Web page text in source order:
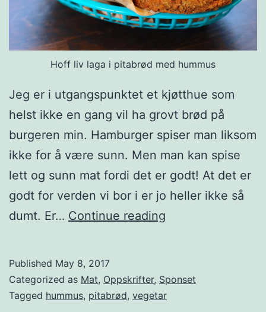
i
l
e
l
s
k
e
Hoff liv laga i pitabrød med hummus
Jeg er i utgangspunktet et kjøtthue som
helst ikke en gang vil ha grovt brød på
burgeren min. Hamburger spiser man liksom
ikke for å være sunn. Men man kan spise
lett og sunn mat fordi det er godt! At det er
godt for verden vi bor i er jo heller ikke så
dumt. Er… Continue reading
e
t
Published May 8, 2017
Categorized as Mat, Oppskrifter, Sponset
Tagged hummus, pitabrød, vegetar